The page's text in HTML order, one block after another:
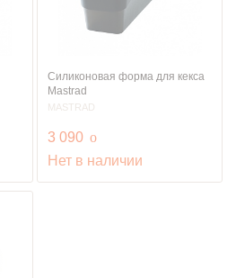
Силиконовая форма для кекса
Mastrad
MASTRAD
3 090 руб.
o
Нет в наличии